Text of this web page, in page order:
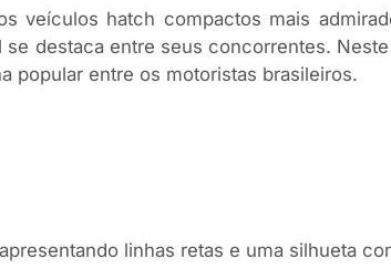
veículos hatch compactos mais
destaca entre seus concorrentes.
popular entre os motoristas brasileiros.
linhas retas e uma silhueta